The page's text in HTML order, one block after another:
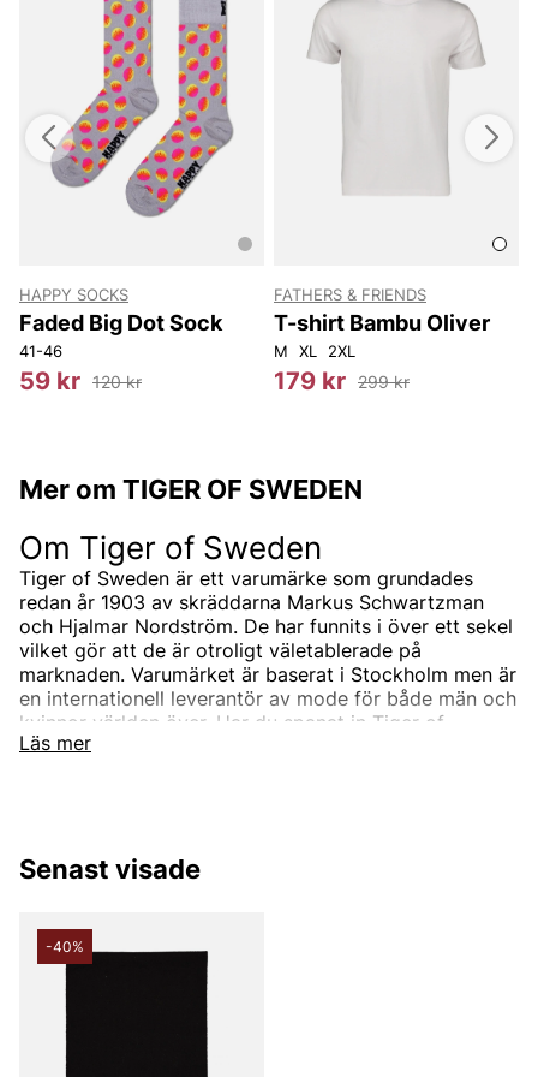
HAPPY SOCKS
Faded Big Dot Sock
41-46
59 kr 120 kr
FATHERS & FRIENDS
T-shirt Bambu Oliver
M XL 2XL
179 kr 299 kr
Mer om TIGER OF SWEDEN
Läs mer
Om Tiger of Sweden
Tiger of Sweden är ett varumärke som grundades
redan år 1903 av skräddarna Markus Schwartzman
och Hjalmar Nordström. De har funnits i över ett sekel
vilket gör att de är otroligt väletablerade på
marknaden. Varumärket är baserat i Stockholm men är
en internationell leverantör av mode för både män och
kvinnor världen över. Har du spanat in Tiger of
Swedens sortiment än? Vi erbjuder Tiger of Swedens
tidlöst och modernt. Produkterna är oftast enfärgade
men de samarbetar också med de bästa
leverantörerna i branschen som de utvecklar unika
modekollektioner tillsammans med. Välskräddat mode
är helt enkelt Tiger of Swedens signum.
Under åren har produktutbudet breddats och speciellt
utbudet för män. Idag kan du hitta både Tiger of
Senast visade
-40%